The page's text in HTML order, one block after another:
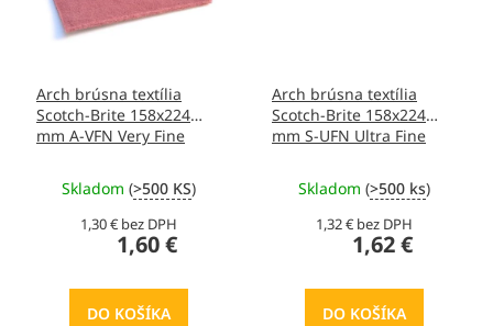
Arch brúsna textília
Scotch-Brite 158x224
mm A-VFN Very Fine
Skladom (>500 KS)
1,30 € bez DPH
1,60 €
DO KOŠÍKA
Arch brúsna textília
Scotch-Brite 158x224
mm S-UFN Ultra Fine
Skladom (>500 ks)
1,32 € bez DPH
1,62 €
DO KOŠÍKA